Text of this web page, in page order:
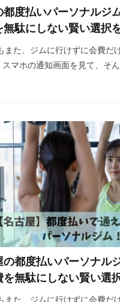
都度払いパーソナルジ
無駄にしない賢い選択
また、ジムに行けずに会費だ
マホの通知画面を見て、そ
の都度払いパーソナル
を無駄にしない賢い選
また、ジムに行けずに会費だ